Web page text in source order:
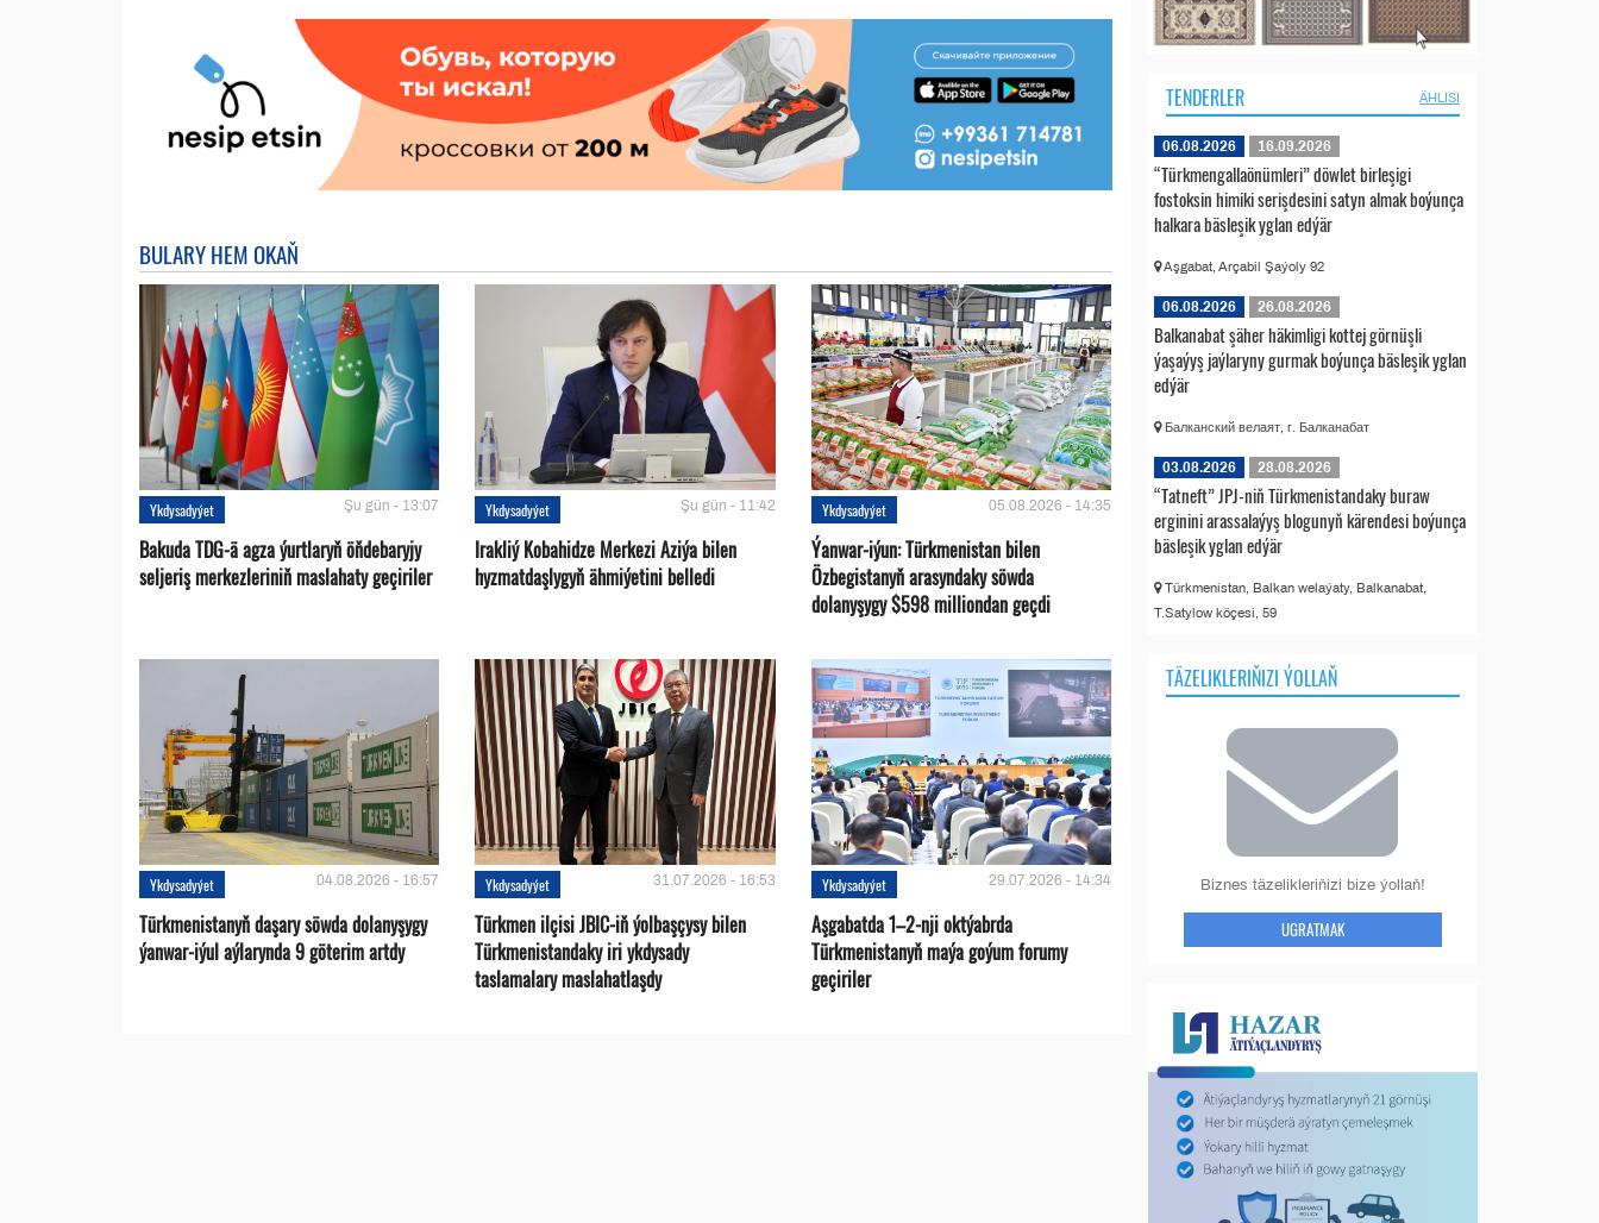
BULARY HEM OKAŇ
Ykdysadyýet Şu gün - 13:07
Bakuda TDG-ä agza ýurtlaryň öňdebaryjy
seljeriş merkezleriniň maslahaty geçiriler
Ykdysadyýet Şu gün - 11:42
Irakliý Kobahidze Merkezi Aziýa bilen
hyzmatdaşlygyň ähmiýetini belledi
Ykdysadyýet 05.08.2026 - 14:35
Ýanwar-iýun: Türkmenistan bilen
Özbegistanyň arasyndaky söwda
dolanyşygy $598 milliondan geçdi
Ykdysadyýet 04.08.2026 - 16:57
Türkmenistanyň daşary söwda dolanyşygy
ýanwar-iýul aýlarynda 9 göterim artdy
Ykdysadyýet 31.07.2026 - 16:53
Türkmen ilçisi JBIC-iň ýolbaşçysy bilen
Türkmenistandaky iri ykdysady
taslamalary maslahatlaşdy
Ykdysadyýet 29.07.2026 - 14:34
Aşgabatda 1–2-nji oktýabrda
Türkmenistanyň maýa goýum forumy
geçiriler
TENDERLER ÄHLISI
06.08.2026 16.09.2026
“Türkmengallaönümleri” döwlet birleşigi
fostoksin himiki serişdesini satyn almak boýunça
halkara bäsleşik yglan edýär
Aşgabat, Arçabil Şaýoly 92
06.08.2026 26.08.2026
Balkanabat şäher häkimligi kottej görnüşli
ýaşaýyş jaýlaryny gurmak boýunça bäsleşik yglan
edýär
Балканский велаят, г. Балканабат
03.08.2026 28.08.2026
“Tatneft” JPJ-niň Türkmenistandaky buraw
erginini arassalaýyş blogunyň kärendesi boýunça
bäsleşik yglan edýär
Türkmenistan, Balkan welaýaty, Balkanabat,
T.Satylow köçesi, 59
TÄZELIKLERIŇIZI ÝOLLAŇ
Biznes täzelikleriňizi bize ýollaň!
UGRATMAK